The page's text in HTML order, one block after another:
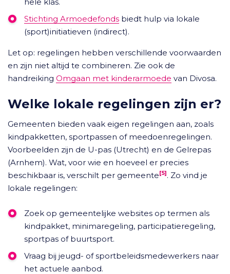
Stichting Armoedefonds biedt hulp via lokale
(sport)initiatieven (indirect).
Let op: regelingen hebben verschillende voorwaarden
en zijn niet altijd te combineren. Zie ook de
handreiking Omgaan met kinderarmoede van Divosa.
Welke lokale regelingen zijn er?
Gemeenten bieden vaak eigen regelingen aan, zoals
kindpakketten, sportpassen of meedoenregelingen.
Voorbeelden zijn de U-pas (Utrecht) en de Gelrepas
(Arnhem). Wat, voor wie en hoeveel er precies
beschikbaar is, verschilt per gemeente[5]. Zo vind je
lokale regelingen:
Zoek op gemeentelijke websites op termen als
kindpakket, minimaregeling, participatieregeling,
sportpas of buurtsport.
Vraag bij jeugd- of sportbeleidsmedewerkers naar
het actuele aanbod.